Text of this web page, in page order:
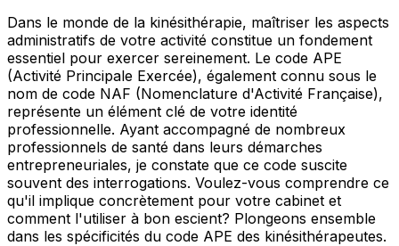
Dans le monde de la kinésithérapie, maîtriser les aspects
administratifs de votre activité constitue un fondement
essentiel pour exercer sereinement. Le code APE
(Activité Principale Exercée), également connu sous le
nom de code NAF (Nomenclature d'Activité Française),
représente un élément clé de votre identité
professionnelle. Ayant accompagné de nombreux
professionnels de santé dans leurs démarches
entrepreneuriales, je constate que ce code suscite
souvent des interrogations. Voulez-vous comprendre ce
qu'il implique concrètement pour votre cabinet et
comment l'utiliser à bon escient? Plongeons ensemble
dans les spécificités du code APE des kinésithérapeutes.